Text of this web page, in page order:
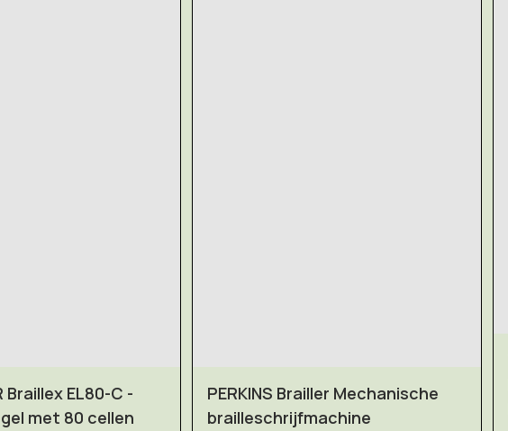
Braillex EL80-C -
met 80 cellen
PERKINS Brailler Mechanische
brailleschrijfmachine